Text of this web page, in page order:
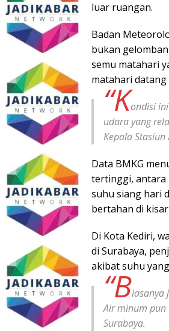
luar ruangan.
Badan
bukan
semu matahari
matahari
“Kondisi
udara yang
Kepala
Data BMKG
tertinggi, antara
suhu siang hari
bertahan di
Di Kota Kediri,
di Surabaya,
akibat suhu
“Biasanya
Air minum pun
Surabaya.